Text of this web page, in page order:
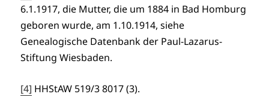
6.1.1917, die Mutter, die um 1884 in Bad Homburg
geboren wurde, am 1.10.1914, siehe
Genealogische Datenbank der Paul-Lazarus-
Stiftung Wiesbaden.
[4] HHStAW 519/3 8017 (3).